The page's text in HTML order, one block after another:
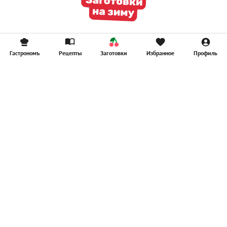
Гастрономъ Рецепты Заготовки Избранное Профиль